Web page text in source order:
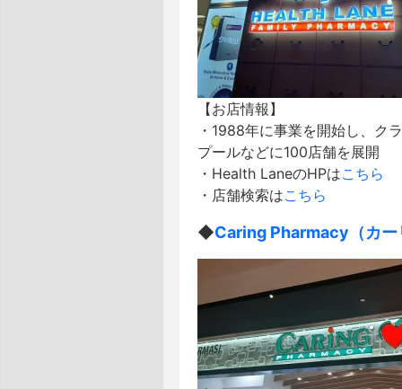
【お店情報】
・1988年に事業を開始し、ク
プールなどに100店舗を展開
・Health LaneのHPはこちら
・店舗検索はこちら
◆Caring Pharmacy（カー